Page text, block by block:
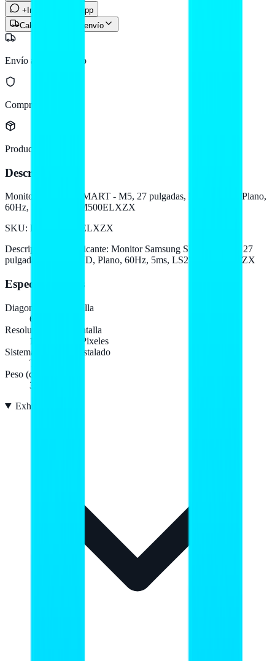
+Info por WhatsApp
Calcular costo de envío
Envío a todo México
Compra protegida
Producto original
Descripción
Monitor Samsung SMART - M5, 27 pulgadas, M50F, FHD, Plano,
60Hz, 5ms, LS27FM500ELXZX
SKU: LS27FM500ELXZX
Descripción del fabricante: Monitor Samsung SMART - M5, 27
pulgadas, M50F, FHD, Plano, 60Hz, 5ms, LS27FM500ELXZX
Especificaciones
Diagonal de la pantalla
68,6 cm (27")
Resolución de la pantalla
1920 x 1080 Pixeles
Sistema operativo instalado
Tizen
Peso (con soporte)
3,5 kg
Exhibición